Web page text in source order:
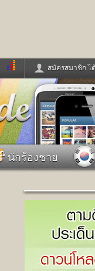
สมัครสมาชิก
ข่าวดารา
ฟังเพลง
แชทหมากฮอส
แต่งงาน
สุขภาพ
บ้านและการตกแต่ง
เข้าร
Email
Password
เข้า
นักร้องชาย